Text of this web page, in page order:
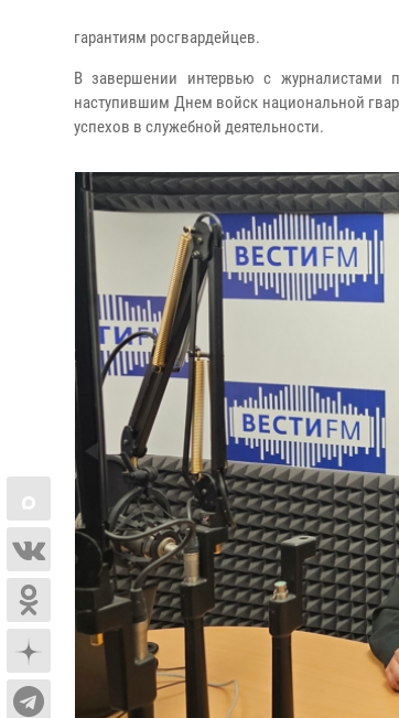
гарантиям росгвардейцев.
В завершении интервью с журналистами
наступившим Днем войск национальной
успехов в служебной деятельности.